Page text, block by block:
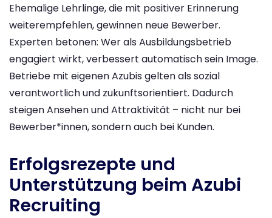
Ehemalige Lehrlinge, die mit positiver Erinnerung
weiterempfehlen, gewinnen neue Bewerber.
Experten betonen: Wer als Ausbildungsbetrieb
engagiert wirkt, verbessert automatisch sein Image.
Betriebe mit eigenen Azubis gelten als sozial
verantwortlich und zukunftsorientiert​. Dadurch
steigen Ansehen und Attraktivität – nicht nur bei
Bewerber*innen, sondern auch bei Kunden.
Erfolgsrezepte und
Unterstützung beim Azubi
Recruiting